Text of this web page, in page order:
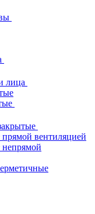
лица
вентиляцией